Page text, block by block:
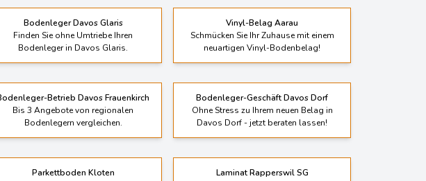
Bodenleger Davos Glaris
Finden Sie ohne Umtriebe Ihren
Bodenleger in Davos Glaris.
Vinyl-Belag Aarau
Schmücken Sie Ihr Zuhause mit einem
neuartigen Vinyl-Bodenbelag!
Bodenleger-Betrieb Davos Frauenkirch
Bis 3 Angebote von regionalen
Bodenlegern vergleichen.
Bodenleger-Geschäft Davos Dorf
Ohne Stress zu Ihrem neuen Belag in
Davos Dorf - jetzt beraten lassen!